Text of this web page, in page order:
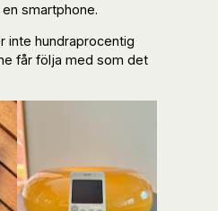
smartphone.
inte hundraprocentig
får följa med som det